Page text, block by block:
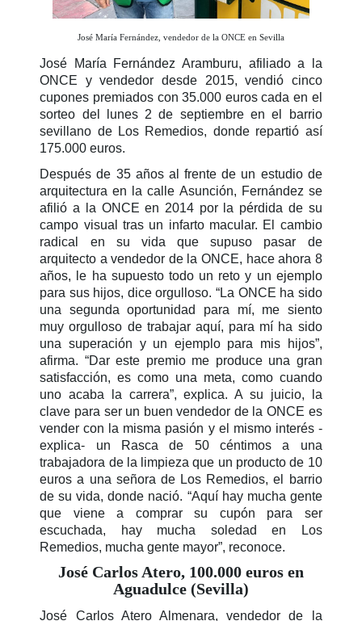
José María Fernández, vendedor de la ONCE en Sevilla
José María Fernández Aramburu, afiliado a la
ONCE y vendedor desde 2015, vendió cinco
cupones premiados con 35.000 euros cada en el
sorteo del lunes 2 de septiembre en el barrio
sevillano de Los Remedios, donde repartió así
175.000 euros.
Después de 35 años al frente de un estudio de
arquitectura en la calle Asunción, Fernández se
afilió a la ONCE en 2014 por la pérdida de su
campo visual tras un infarto macular. El cambio
radical en su vida que supuso pasar de
arquitecto a vendedor de la ONCE, hace ahora 8
años, le ha supuesto todo un reto y un ejemplo
para sus hijos, dice orgulloso. “La ONCE ha sido
una segunda oportunidad para mí, me siento
muy orgulloso de trabajar aquí, para mí ha sido
una superación y un ejemplo para mis hijos”,
afirma. “Dar este premio me produce una gran
satisfacción, es como una meta, como cuando
uno acaba la carrera”, explica. A su juicio, la
clave para ser un buen vendedor de la ONCE es
vender con la misma pasión y el mismo interés -
explica- un Rasca de 50 céntimos a una
trabajadora de la limpieza que un producto de 10
euros a una señora de Los Remedios, el barrio
de su vida, donde nació. “Aquí hay mucha gente
que viene a comprar su cupón para ser
escuchada, hay mucha soledad en Los
Remedios, mucha gente mayor”, reconoce.
José Carlos Atero, 100.000 euros en
Aguadulce (Sevilla)
José Carlos Atero Almenara, vendedor de la